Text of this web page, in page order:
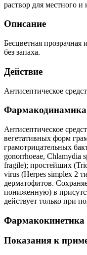
раствор для местного
Описание
Бесцветная
без запаха.
Действие
Антисептическое
Фармакодинамика
Антисептическое
вегетативных форм
грамотрицательных
gonorrhoeae, Chlamydia
fragile); простейших
virus (Herpes simplex 2
дерматофитов.
пониженную) в
действует только при
Фармакокинетика
Показания к